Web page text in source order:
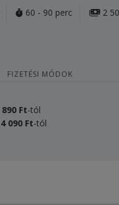
60 - 90 perc 2
FIZETÉSI MÓDOK
Ft-tól
4 090 Ft-tól